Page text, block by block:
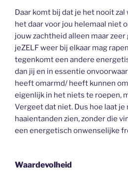
Daar komt bij dat je het nooit zal
het daar voor jou helemaal niet
jouw zachtheid alleen maar zeer
jeZELF weer bij elkaar mag
tegenkomt een andere
dan jij en in essentie
heeft omarmd/ heeft kunnen
eigenlijk in het niets te roepen,
Vergeet dat niet. Dus hoe laat je
haaientanden zien, zonder die
een energetisch onwenselijke
Waardevolheid